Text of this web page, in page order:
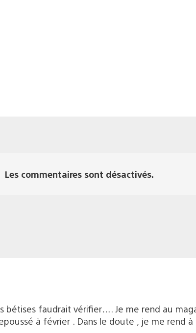
Les commentaires sont désactivés.
bétises faudrait vérifier…. Je me rend au
à février . Dans le doute , je me rend